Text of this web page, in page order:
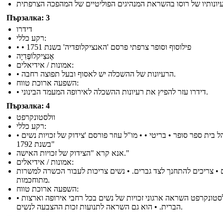
Пързалка: 3
דידרו
רקע כללי:
• • פילוסוף וסופר צרפתי פרסם 'האנציקלופדיה' בשנת 1751
אֶנצִיקלוֹפֶּדִיָה
אמונות / אידיאלים:
• הרעיונות של ההשכלה יש לאסוף ובעל תפוצה רחבה.
השפעה ארוכת טווח:
• דידרו עזר להפיץ את רעיונות ההשכלה לאירופה המעמד הבינוני.
Пързалка: 4
וולסטונקרפט
רקע כללי:
• מנהל בית ספר סופר • בריטי • • מו"ל עוזר פורסם 'צידוק של זכויות נשים
"בשנת 1792
אנא קרא "הצידוק של זכויות האישה."
אמונות / אידיאלים:
• צריכים להתחנך לצד גברים. • נשים צריכות לעבור הכשרה למשרות
מתוחכמות.
השפעה ארוכת טווח:
• וולסטונקרפט השראה ארגוני זכויות של נשים בכל רחבי אירופה וארצות
הברית. • הוא גם השראה לתנועות זכות ההצבעה לנשים.